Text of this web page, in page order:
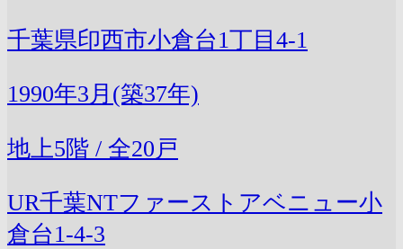
千葉県印西市小倉台1丁目4-1
1990年3月(築37年)
地上5階 / 全20戸
UR千葉NTファーストアベニュー小
倉台1-4-3